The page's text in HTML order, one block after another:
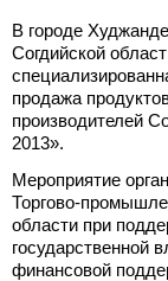
В городе
Согдийской
продажа
производителей
2013».
Мероприятие
Торгово-
области при
государственной
финансовой